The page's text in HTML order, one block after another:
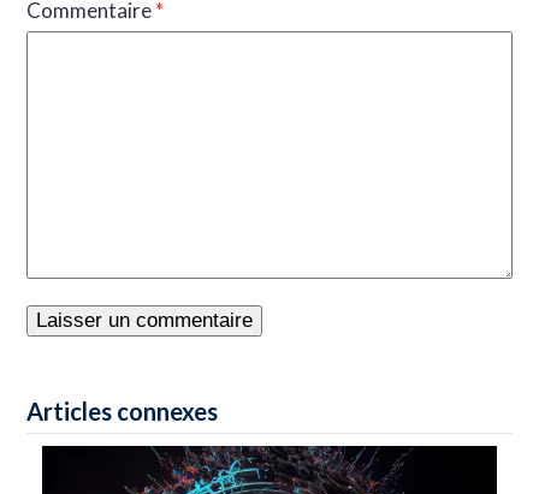
Commentaire*
Articles connexes